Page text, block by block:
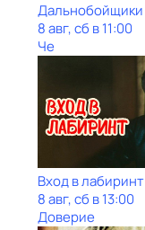
Дальнобойщики
8 авг, сб в 11:00
Че
Вход в лабиринт
8 авг, сб в 13:00
Доверие